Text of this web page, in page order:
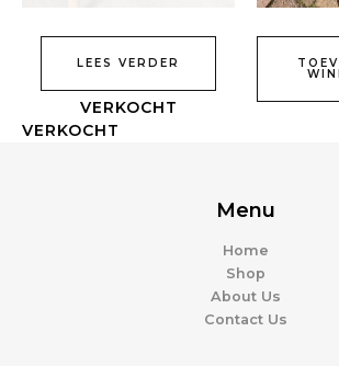
LEES VERDER
Menu
Home
Shop
About Us
Contact Us